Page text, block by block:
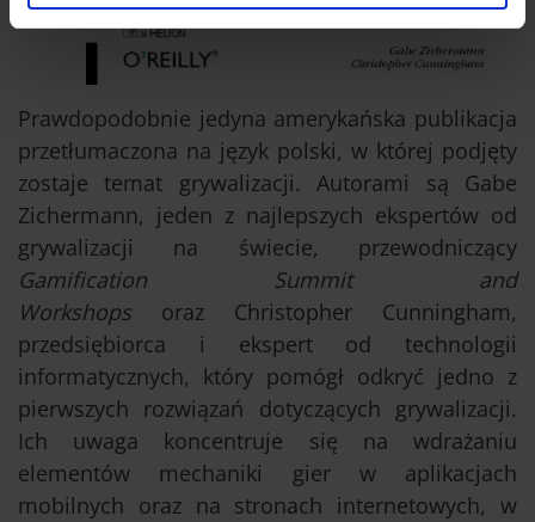
Prawdopodobnie jedyna amerykańska publikacja
przetłumaczona na język polski, w której podjęty
zostaje temat grywalizacji. Autorami są Gabe
Zichermann, jeden z najlepszych ekspertów od
grywalizacji na świecie, przewodniczący
Gamification Summit and
Workshops oraz Christopher Cunningham,
przedsiębiorca i ekspert od technologii
informatycznych, który pomógł odkryć jedno z
pierwszych rozwiązań dotyczących grywalizacji.
Ich uwaga koncentruje się na wdrażaniu
elementów mechaniki gier w aplikacjach
mobilnych oraz na stronach internetowych, w